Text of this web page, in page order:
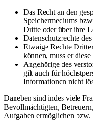
Das Recht an den
Speichermediums
Dritte oder über ihre
Datenschutzrechte
Etwaige Rechte
können, muss er
Angehörige des
gilt auch für
Informationen nicht
Daneben sind indes viele
Bevollmächtigten,
Aufgaben ermöglichen bzw.